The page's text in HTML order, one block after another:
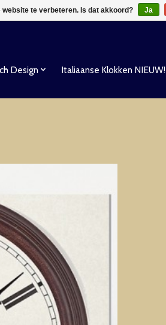
Design Italiaanse Klokken NIEUW!
te verbeteren. Is dat akkoord? Ja